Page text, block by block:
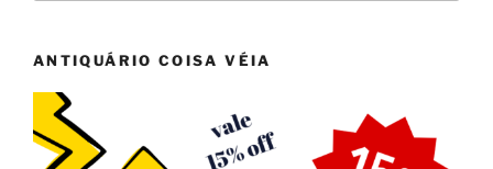
ANTIQUÁRIO COISA VÉIA